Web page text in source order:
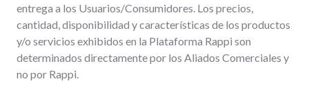
entrega a los Usuarios/Consumidores. Los precios,
cantidad, disponibilidad y características de los productos
y/o servicios exhibidos en la Plataforma Rappi son
determinados directamente por los Aliados Comerciales y
no por Rappi.